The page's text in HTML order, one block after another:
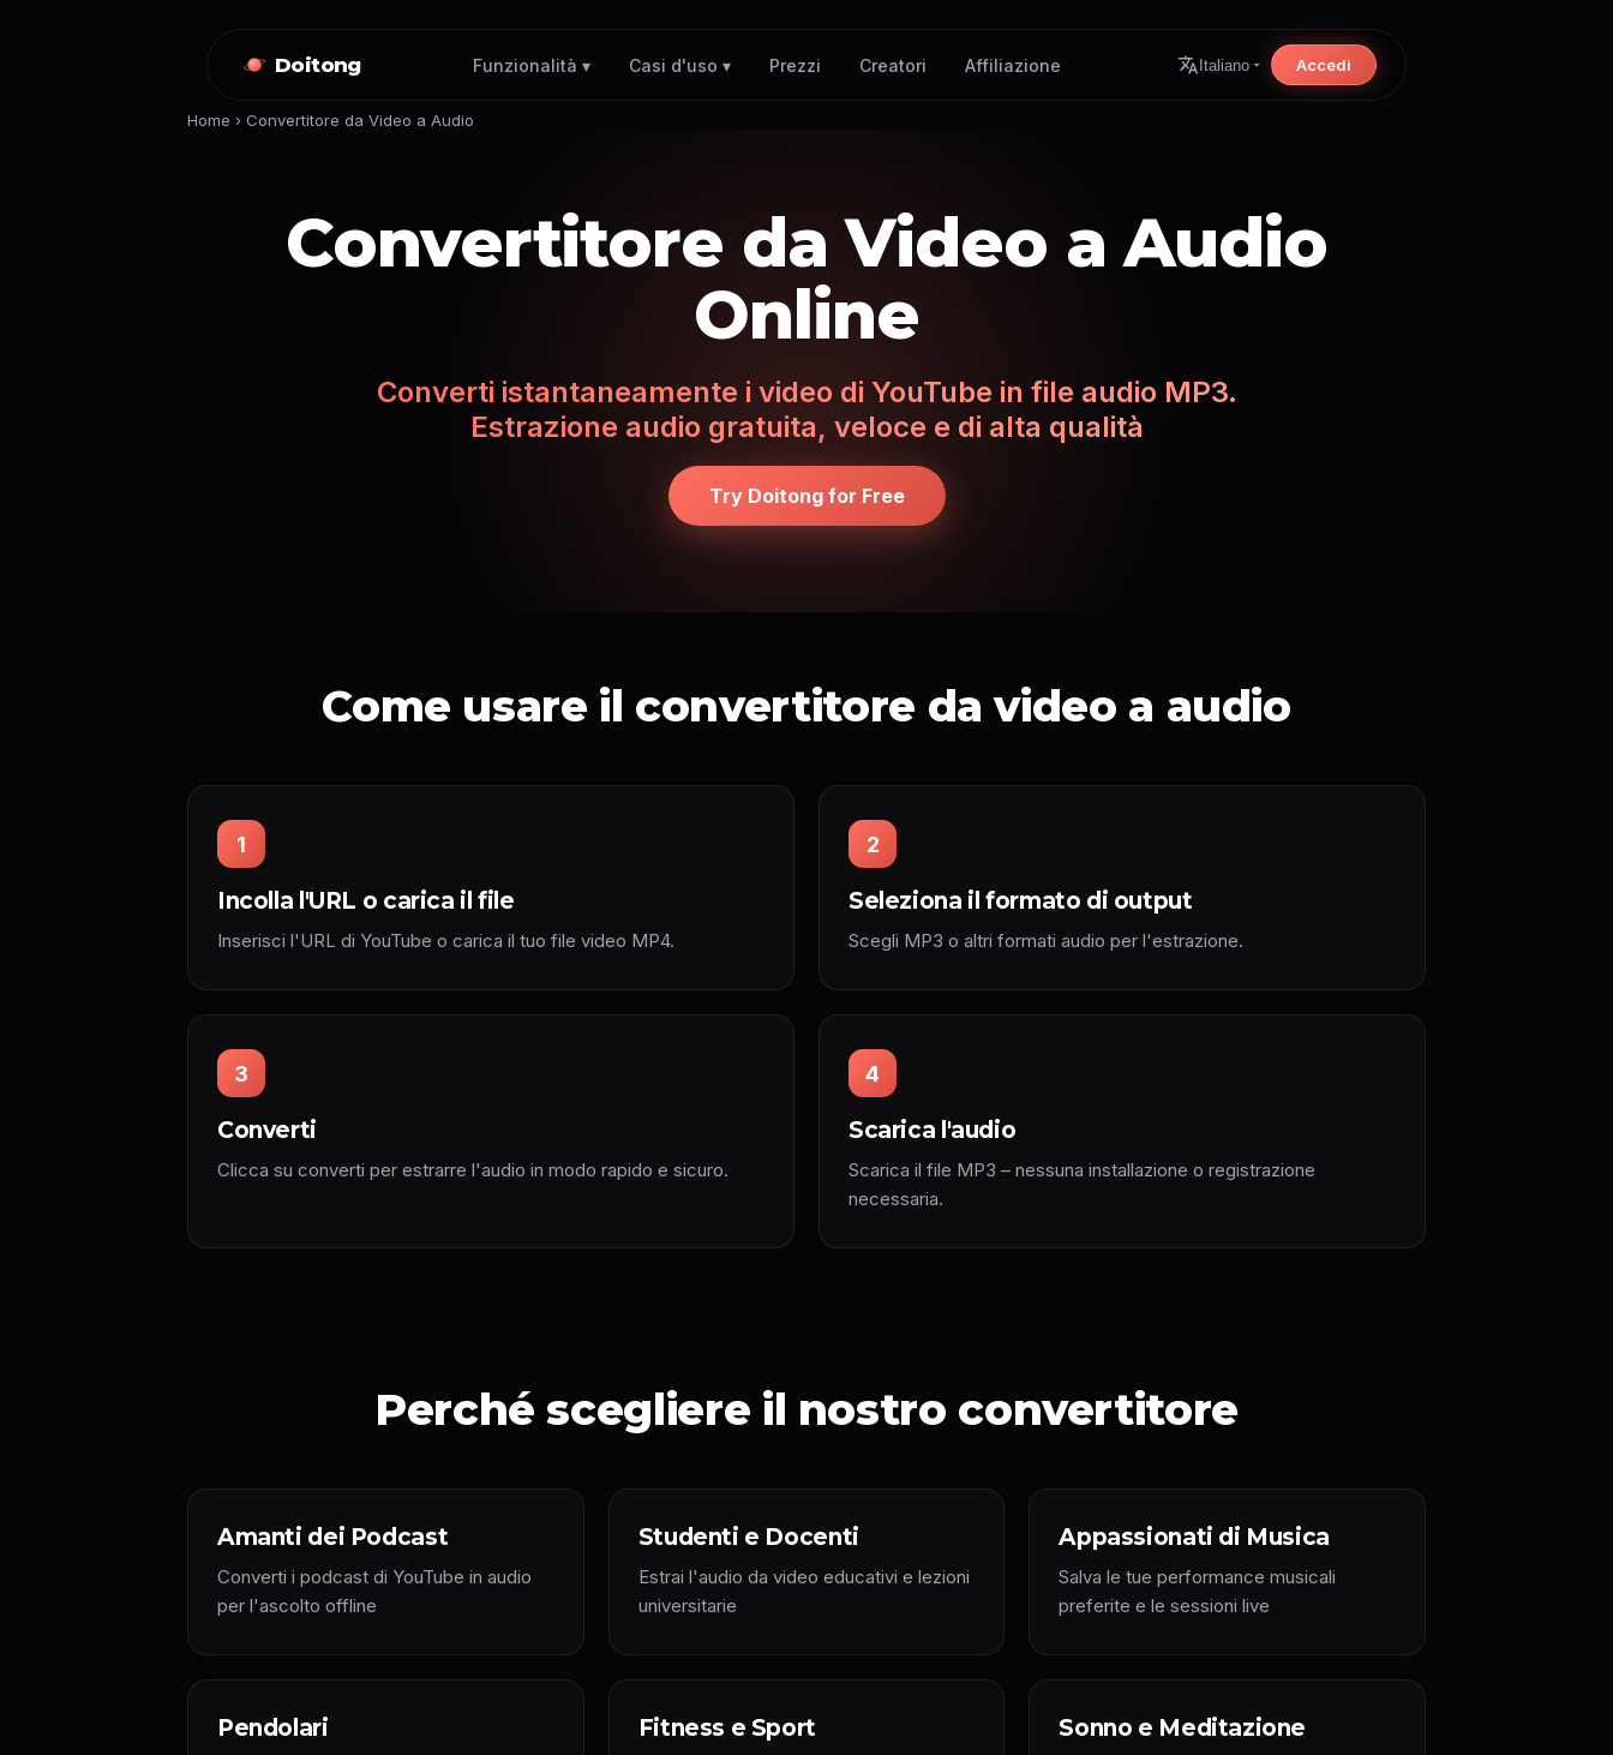
Doitong Funzionalità ▾ Casi d'uso ▾ Prezzi Creatori Affiliazione Italiano Accedi
Home › Convertitore da Video a Audio
Convertitore da Video a Audio
Online
Converti istantaneamente i video di YouTube in file audio MP3.
Estrazione audio gratuita, veloce e di alta qualità
Try Doitong for Free
Come usare il convertitore da video a audio
1
Incolla l'URL o carica il file
Inserisci l'URL di YouTube o carica il tuo file video MP4.
2
Seleziona il formato di output
Scegli MP3 o altri formati audio per l'estrazione.
3
Converti
Clicca su converti per estrarre l'audio in modo rapido e sicuro.
4
Scarica l'audio
Scarica il file MP3 – nessuna installazione o registrazione
necessaria.
Perché scegliere il nostro convertitore
Amanti dei Podcast
Converti i podcast di YouTube in audio
per l'ascolto offline
Studenti e Docenti
Estrai l'audio da video educativi e lezioni
universitarie
Appassionati di Musica
Salva le tue performance musicali
preferite e le sessioni live
Pendolari Fitness e Sport Sonno e Meditazione